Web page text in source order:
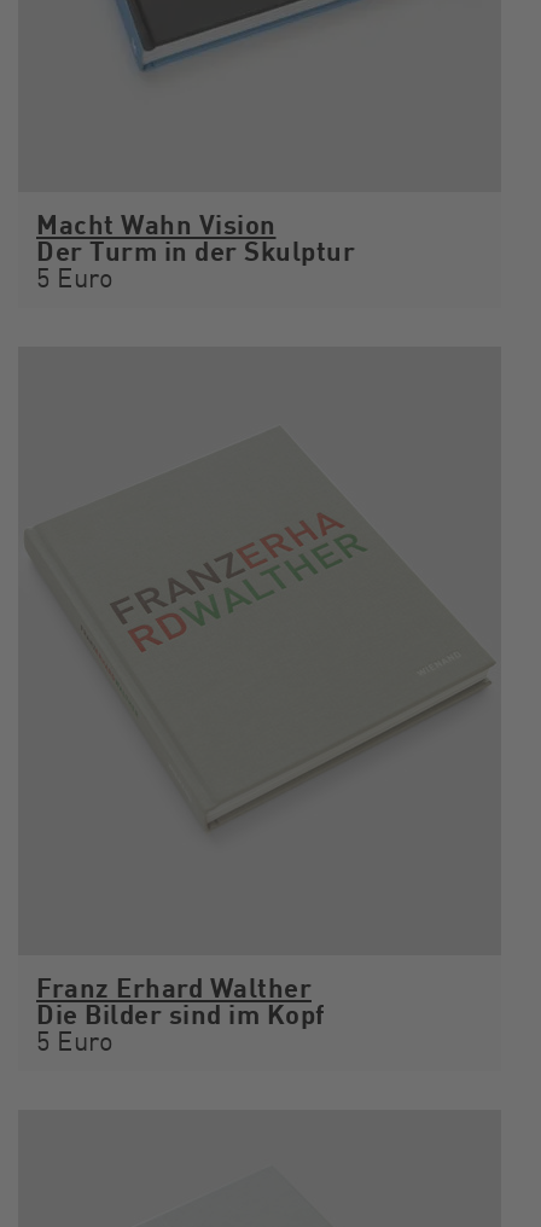
Macht Wahn Vision
Der Turm in der Skulptur
5 Euro
Franz Erhard Walther
Die Bilder sind im Kopf
5 Euro